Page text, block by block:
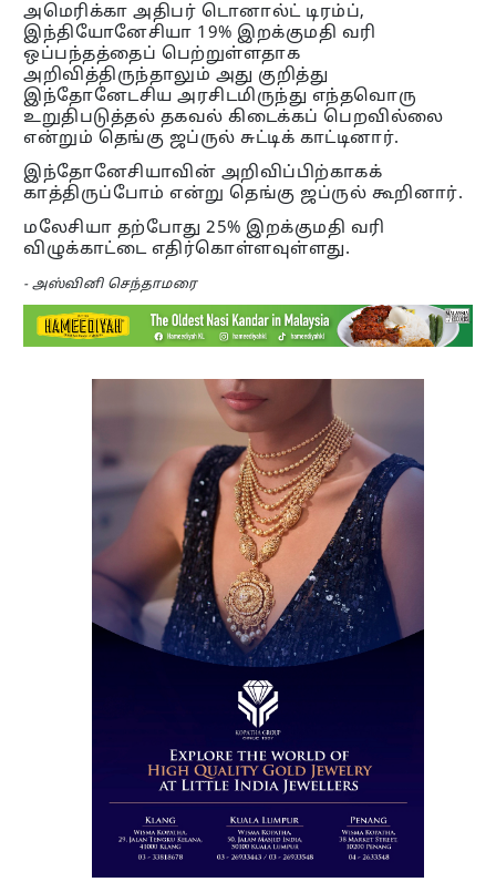
அமெரிக்கா அதிபர் டொனால்ட் டிரம்ப்,
இந்தியோனேசியா 19% இறக்குமதி வரி
ஒப்பந்தத்தைப் பெற்றுள்ளதாக
அறிவித்திருந்தாலும் அது குறித்து
இந்தோனேடசிய அரசிடமிருந்து எந்தவொரு
உறுதிபடுத்தல் தகவல் கிடைக்கப் பெறவில்லை
என்றும் தெங்கு ஜப்ருல் சுட்டிக் காட்டினார்.
இந்தோனேசியாவின் அறிவிப்பிற்காகக்
காத்திருப்போம் என்று தெங்கு ஜப்ருல் கூறினார்.
மலேசியா தற்போது 25% இறக்குமதி வரி
விழுக்காட்டை எதிர்கொள்ளவுள்ளது.
- அஸ்வினி செந்தாமரை